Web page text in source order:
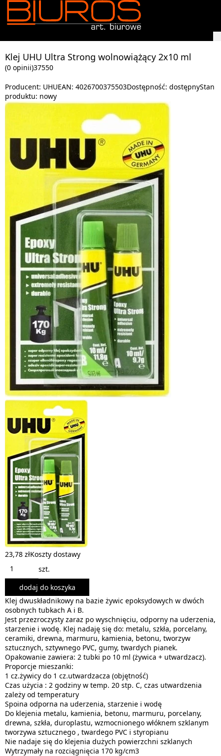
Klej UHU Ultra Strong wolnowiążący 2x10 ml
(0 opinii)37550
Producent: UHUEAN: 4026700375503Dostępność: dostępnyStan
produktu: nowy
23,78 złKoszty dostawy
szt.
dodaj do koszyka
Klej dwuskładnikowy na bazie żywic epoksydowych w dwóch
osobnych tubkach A i B.
Jest przezroczysty zaraz po wyschnięciu, odporny na uderzenia,
starzenie i wodę. Klej nadaję się do: metalu, szkła, porcelany,
ceramiki, drewna, marmuru, kamienia, betonu, tworzyw
sztucznych, sztywnego PVC, gumy, twardych pianek.
Opakowanie zawiera: 2 tubki po 10 ml (żywica + utwardzacz).
Proporcje mieszanki:
1 cz.żywicy do 1 cz.utwardzacza (objętność)
Czas użycia : 2 godziny w temp. 20 stp. C, czas utwardzenia
zależy od temperatury
Spoina odporna na uderzenia, starzenie i wodę
Do klejenia metalu, kamienia, betonu, marmuru, porcelany,
drewna, szkła, duroplastu, wzmocnionego włóknem szklanym
tworzywa sztucznego , twardego PVC i styropianu
Nie nadaje się do klejenia dużych powierzchni szklanych
Wytrzymały na rozciągnięcia 170 kg/cm3